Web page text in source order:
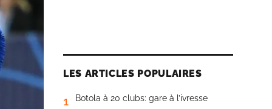
LES ARTICLES POPULAIRES
1 Botola à 20 clubs: gare à l’ivresse